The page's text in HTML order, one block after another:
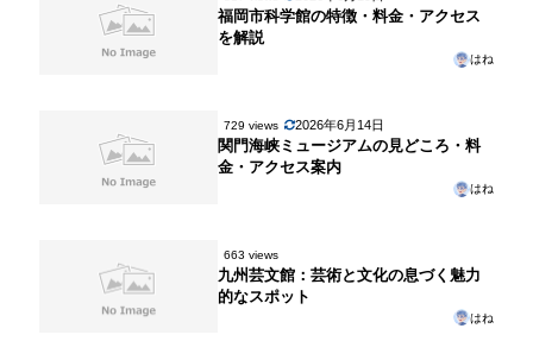
福岡市科学館の特徴・料金・アクセス
を解説
はね
729 views 2026年6月14日
関門海峡ミュージアムの見どころ・料
金・アクセス案内
はね
663 views
九州芸文館：芸術と文化の息づく魅力
的なスポット
はね